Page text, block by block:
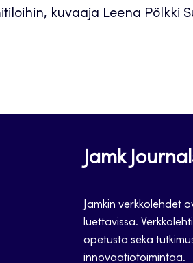
kuvaaja Leena Pölkki
Jamk
Jamkin verkkolehdet
luettavissa.
opetusta sekä
innovaatiotoimintaa.